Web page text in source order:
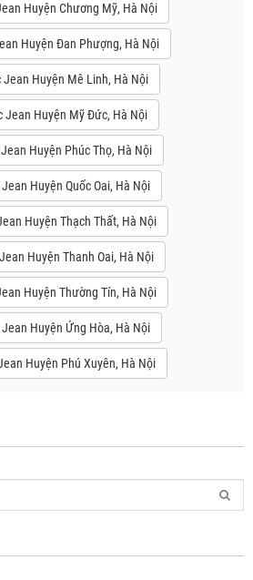
Huyện Chương Mỹ, Hà Nội
Huyện Đan Phượng, Hà Nội
Jean Huyện Mê Linh, Hà Nội
Jean Huyện Mỹ Đức, Hà Nội
Huyện Phúc Thọ, Hà Nội
Huyện Quốc Oai, Hà Nội
Huyện Thạch Thất, Hà Nội
Huyện Thanh Oai, Hà Nội
Huyện Thường Tín, Hà Nội
Huyện Ứng Hòa, Hà Nội
Huyện Phú Xuyên, Hà Nội